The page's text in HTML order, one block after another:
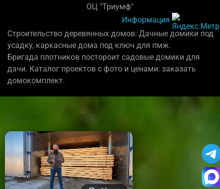
ОЦ "Триумф"
Информация
Строительство деревянных домов: Дачные домики под
усадку, каркасные дома под ключ для пмж.
Бригада плотников постороит садовые домики для
дачи. Каталог проектов с фото и ценами: заказать
домокомплект.